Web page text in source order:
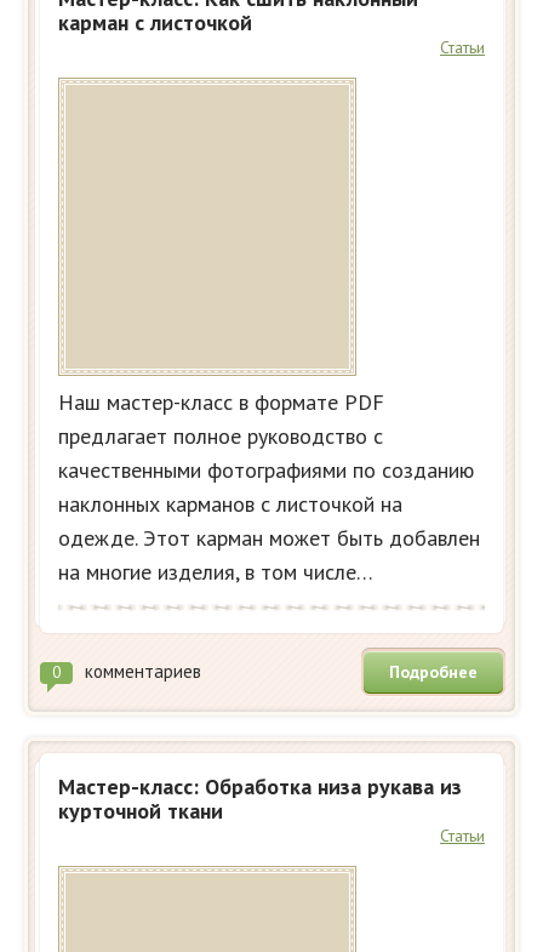
карман с листочкой
Статьи
Наш мастер-класс в формате PDF
предлагает полное руководство с
качественными фотографиями по созданию
наклонных карманов с листочкой на
одежде. Этот карман может быть добавлен
на многие изделия, в том числе…
0 комментариев Подробнее
Мастер-класс: Обработка низа рукава из
курточной ткани
Статьи